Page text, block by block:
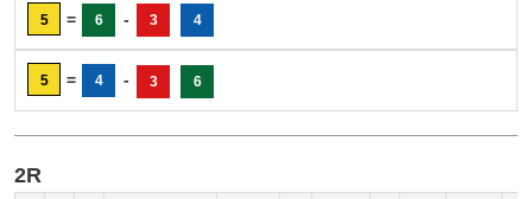
5 = 6 - 3 4
5 = 4 - 3 6
2R